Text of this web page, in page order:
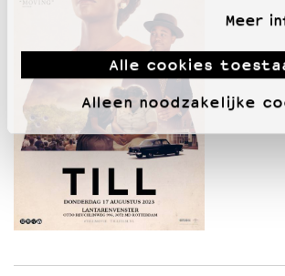
Meer
Alle cookies
Alleen noodzakelijke